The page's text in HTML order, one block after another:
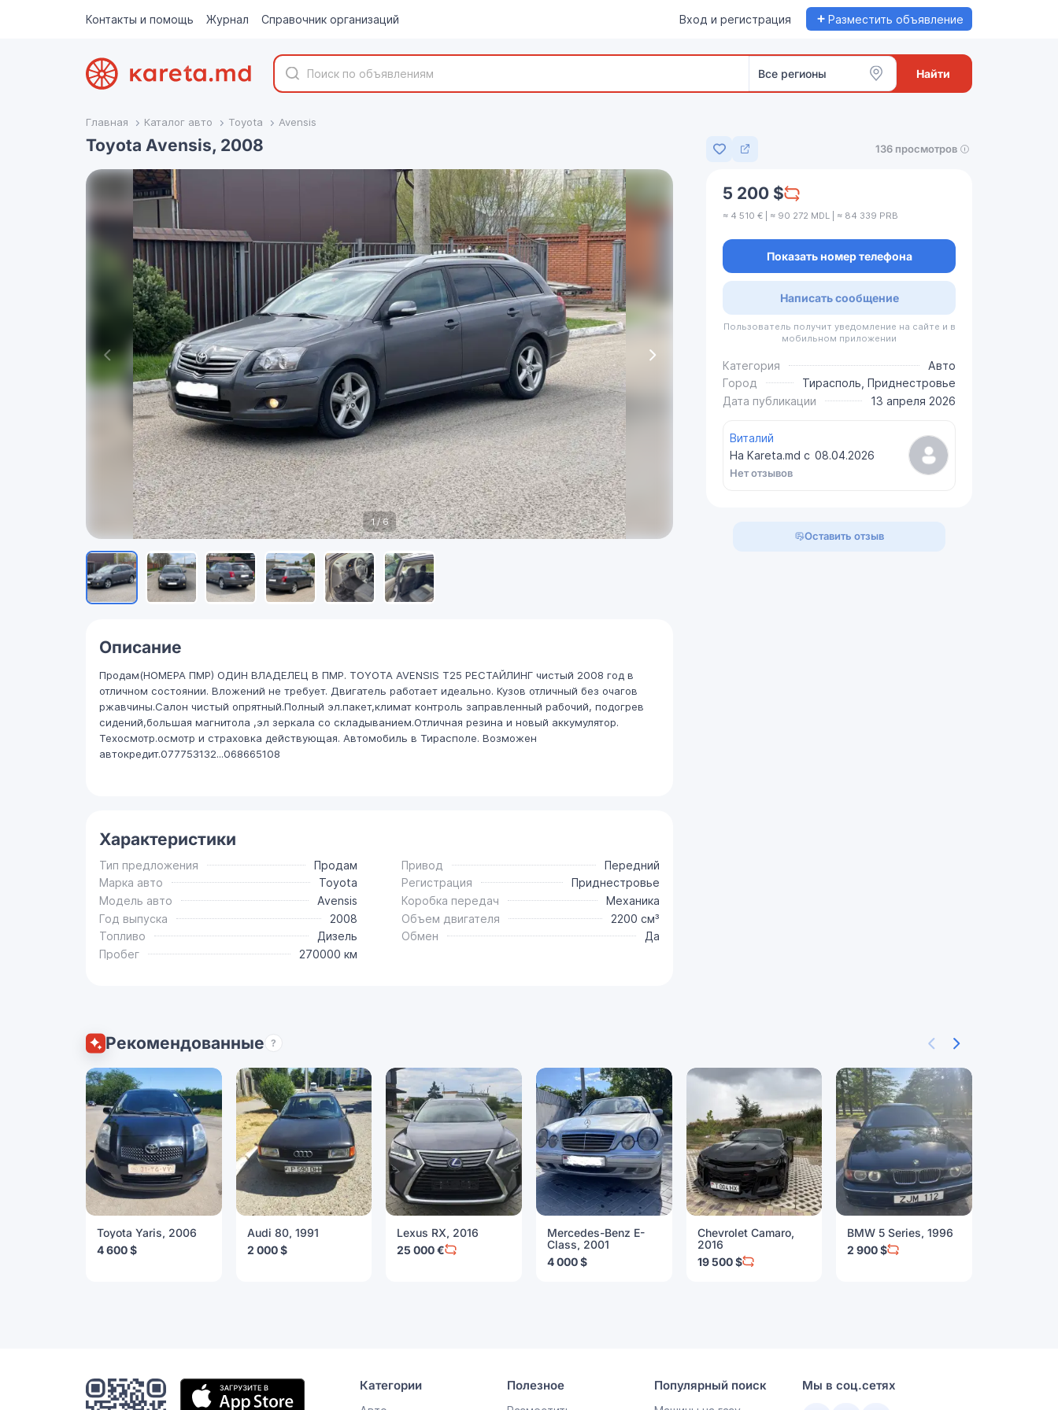
Контакты и помощь Журнал Справочник организаций Вход и регистрация + Разместить объявление
Все регионы Найти
Главная Каталог авто Toyota Avensis
Toyota Avensis, 2008
Добавить в избранное
136 просмотров
1/6
Описание
Продам(НОМЕРА ПМР) ОДИН ВЛАДЕЛЕЦ В ПМР. TOYOTA AVENSIS T25 РЕСТАЙЛИНГ чистый 2008 год в
отличном состоянии. Вложений не требует. Двигатель работает идеально. Кузов отличный без очагов
ржавчины.Салон чистый опрятный.Полный эл.пакет,климат контроль заправленный рабочий, подогрев
сидений,большая магнитола ,эл зеркала со складыванием.Отличная резина и новый аккумулятор.
Техосмотр.осмотр и страховка действующая. Автомобиль в Тирасполе. Возможен
автокредит.077753132...068665108
Характеристики
Тип предложения
Продам
Марка авто
Toyota
Модель авто
Avensis
Год выпуска
2008
Топливо
Дизель
Пробег
270000 км
Привод
Передний
Регистрация
Приднестровье
Коробка передач
Механика
Объем двигателя
2200 см³
Обмен
Да
5 200 $
≈ 4 510 € | ≈ 90 272 MDL | ≈ 84 339 PRB
Показать номер телефона
Написать сообщение
Пользователь получит уведомление на сайте и в
мобильном приложении
Категория
Авто
Город
Тирасполь, Приднестровье
Дата публикации
13 апреля 2026
Виталий
На Kareta.md с 08.04.2026
Нет отзывов
Оставить отзыв
Рекомендованные ?
Toyota Yaris, 2006
4 600 $
Audi 80, 1991
2 000 $
Lexus RX, 2016
25 000 €
Mercedes-Benz E-
Class, 2001
4 000 $
Chevrolet Camaro,
2016
19 500 $
BMW 5 Series, 1996
2 900 $
Мобильное
приложение
Категории Полезное Популярный поиск Мы в соц.сетях